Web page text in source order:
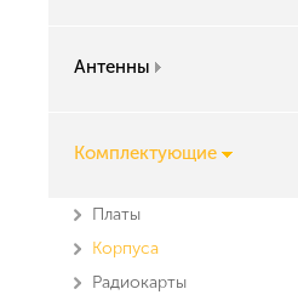
Антенны
Комплектующие
Платы
Корпуса
Радиокарты